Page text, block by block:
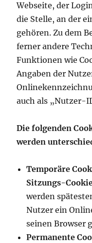
Webseite, der
die Stelle, an der
gehören. Zu dem
ferner andere
Funktionen wie
Angaben der
auch als „Nutzer-
Die folgenden
werden
Temporäre
Sitzungs-
werden
Nutzer ein
seinen Browser
Permanente